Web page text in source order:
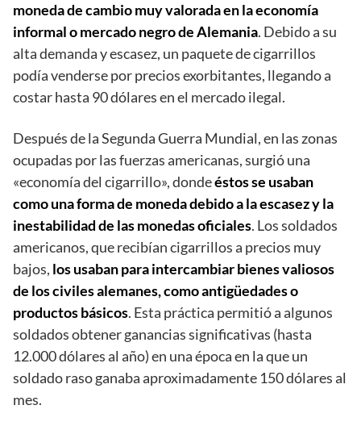
moneda de cambio muy valorada en la economía
informal o mercado negro de Alemania. Debido a su
alta demanda y escasez, un paquete de cigarrillos
podía venderse por precios exorbitantes, llegando a
costar hasta 90 dólares en el mercado ilegal.
Después de la Segunda Guerra Mundial, en las zonas
ocupadas por las fuerzas americanas, surgió una
«economía del cigarrillo», dondeéstos se usaban
como una forma de moneda debido a la escasez y la
inestabilidad de las monedas oficiales. Los soldados
americanos, que recibían cigarrillos a precios muy
bajos, los usaban para intercambiar bienes valiosos
de los civiles alemanes, como antigüedades o
productos básicos. Esta práctica permitió a algunos
soldados obtener ganancias significativas (hasta
12.000 dólares al año) en una época en la que un
soldado raso ganaba aproximadamente 150 dólares al
mes.